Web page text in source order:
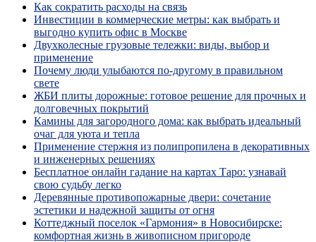
Как сократить расходы на связь
Инвестиции в коммерческие метры: как выбрать и
выгодно купить офис в Москве
Двухколесные грузовые тележки: виды, выбор и
применение
Почему люди улыбаются по‑другому в правильном
свете
ЖБИ плиты дорожные: готовое решение для прочных и
долговечных покрытий
Камины для загородного дома: как выбрать идеальный
очаг для уюта и тепла
Применение стержня из полипропилена в декоративных
и инженерных решениях
Бесплатное онлайн гадание на картах Таро: узнавай
свою судьбу легко
Деревянные противопожарные двери: сочетание
эстетики и надежной защиты от огня
Коттеджный поселок «Гармония» в Новосибирске:
комфортная жизнь в живописном пригороде